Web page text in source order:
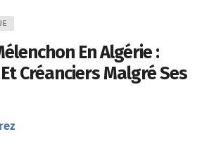
En Algérie :
Créanciers Malgré Ses